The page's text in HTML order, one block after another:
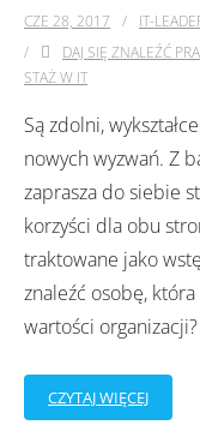
CZE 28, 2017 IT-
DAJ SIĘ ZNALEŹĆ
STAŻ W IT
Są zdolni,
nowych wyzwań. Z
zaprasza do siebie
korzyści dla obu
traktowane jako
znaleźć osobę,
wartości
CZYTAJ WIĘCEJ